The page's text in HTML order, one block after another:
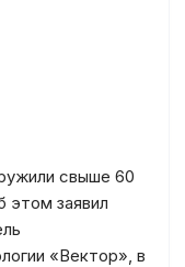
свыше 60
этом заявил
«Вектор», в